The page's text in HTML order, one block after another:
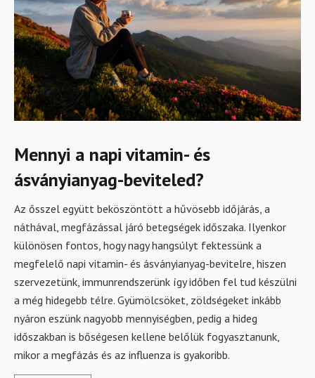
Mennyi a napi vitamin- és
ásványianyag-beviteled?
Az ősszel együtt beköszöntött a hűvösebb időjárás, a
náthával, megfázással járó betegségek időszaka. Ilyenkor
különösen fontos, hogy nagy hangsúlyt fektessünk a
megfelelő napi vitamin- és ásványianyag-bevitelre, hiszen
szervezetünk, immunrendszerünk így időben fel tud készülni
a még hidegebb télre. Gyümölcsöket, zöldségeket inkább
nyáron eszünk nagyobb mennyiségben, pedig a hideg
időszakban is bőségesen kellene belőlük fogyasztanunk,
mikor a megfázás és az influenza is gyakoribb.